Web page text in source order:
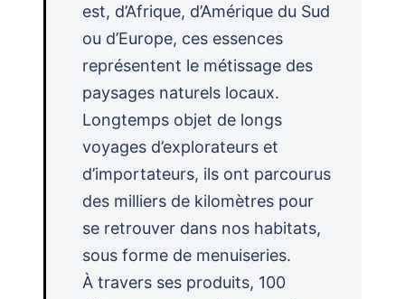
est, d’Afrique, d’Amérique du Sud
ou d’Europe, ces essences
représentent le métissage des
paysages naturels locaux.
Longtemps objet de longs
voyages d’explorateurs et
d’importateurs, ils ont parcourus
des milliers de kilomètres pour
se retrouver dans nos habitats,
sous forme de menuiseries.
À travers ses produits, 100